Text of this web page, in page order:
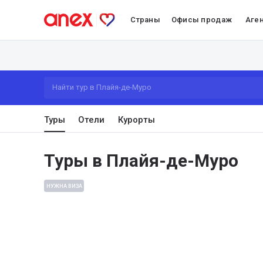
Страны Офисы продаж
Найти тур в Плайя-де-Муро
Туры Отели Курорты
Туры в Плайя-де-Муро
НУЖНА ВИЗА